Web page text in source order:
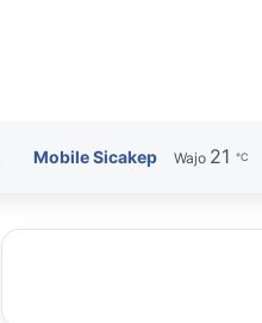
Mobile Sicakep Wajo 21 ℃